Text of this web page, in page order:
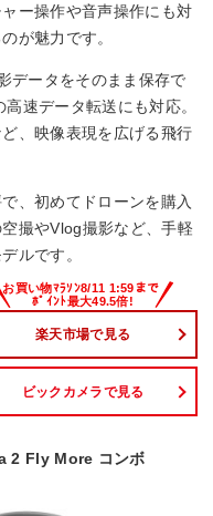
ー操作や音声操作にも対
が魅力です。
データをそのまま保存で
速データ転送にも対応。
、映像表現を広げる飛行
、初めてドローンを購入
撮やVlog撮影など、手軽
ルです。
楽天市場で見る
ビックカメラで見る
2 Fly More コンボ